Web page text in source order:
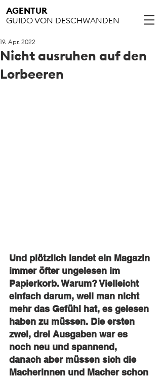
AGENTUR
GUIDO VON DESCHWANDEN
Nicht ausruhen auf den
Lorbeeren
19. Apr. 2022
Und plötzlich landet ein Magazin
immer öfter ungelesen im
Papierkorb. Warum? Vielleicht
einfach darum, weil man nicht
mehr das Gefühl hat, es gelesen
haben zu müssen. Die ersten
zwei, drei Ausgaben war es
noch neu und spannend,
danach aber müssen sich die
Macherinnen und Macher schon